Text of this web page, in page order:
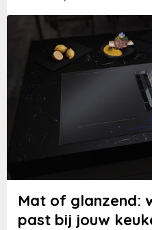
Mat of glanzend:
past bij jouw